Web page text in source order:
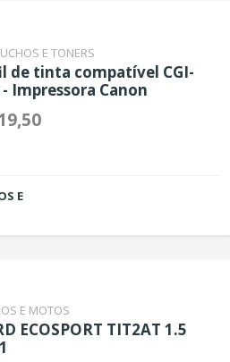
E TONERS
de tinta compatível CGI-
- Impressora Canon
E
E MOTOS
ECOSPORT TIT2AT 1.5